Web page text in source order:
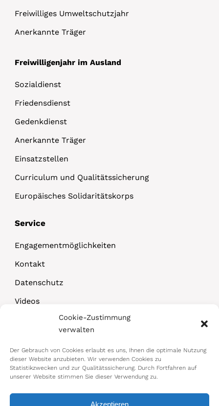
Cookie-Zustimmung
verwalten
Der Gebrauch von Cookies erlaubt es uns, Ihnen die optimale Nutzung
dieser Website anzubieten. Wir verwenden Cookies zu
Statistikzwecken und zur Qualitätssicherung. Durch Fortfahren auf
unserer Website stimmen Sie dieser Verwendung zu.
Akzeptieren
Freiwilliges Umweltschutzjahr
Anerkannte Träger
Freiwilligenjahr im Ausland
Sozialdienst
Friedensdienst
Gedenkdienst
Anerkannte Träger
Einsatzstellen
Curriculum und Qualitätssicherung
Europäisches Solidaritätskorps
Service
Engagementmöglichkeiten
Kontakt
Datenschutz
Videos